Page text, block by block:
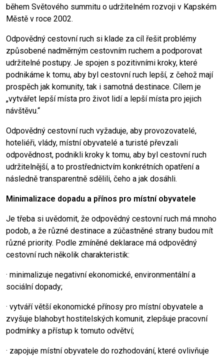
během Světového summitu o udržitelném rozvoji v Kapském
Městě v roce 2002.
Odpovědný cestovní ruch si klade za cíl řešit problémy
způsobené nadměrným cestovním ruchem a podporovat
udržitelné postupy. Je spojen s pozitivními kroky, které
podnikáme k tomu, aby byl cestovní ruch lepší, z čehož mají
prospěch jak komunity, tak i samotná destinace. Cílem je
„vytvářet lepší místa pro život lidí a lepší místa pro jejich
návštěvu.“
Odpovědný cestovní ruch vyžaduje, aby provozovatelé,
hoteliéři, vlády, místní obyvatelé a turisté převzali
odpovědnost, podnikli kroky k tomu, aby byl cestovní ruch
udržitelnější, a to prostřednictvím konkrétních opatření a
následně transparentně sdělili, čeho a jak dosáhli.
Minimalizace dopadu a přínos pro místní obyvatele
Je třeba si uvědomit, že odpovědný cestovní ruch má mnoho
podob, a že různé destinace a zúčastněné strany budou mít
různé priority. Podle zmíněné deklarace má odpovědný
cestovní ruch několik charakteristik:
· minimalizuje negativní ekonomické, environmentální a
sociální dopady;
· vytváří větší ekonomické přínosy pro místní obyvatele a
zvyšuje blahobyt hostitelských komunit, zlepšuje pracovní
podmínky a přístup k tomuto odvětví;
· zapojuje místní obyvatele do rozhodování, které ovlivňuje